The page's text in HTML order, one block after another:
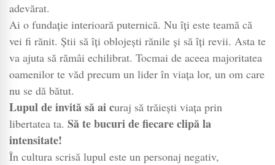
adevărat.
Ai o fundație interioară puternică. Nu îți este teamă că
vei fi rănit. Știi să îți oblojești rănile și să îți revii. Asta te
va ajuta să rămâi echilibrat. Tocmai de aceea majoritatea
oamenilor te văd precum un lider în viața lor, un om care
nu se dă bătut.
Lupul de invită să ai curaj să trăiești viața prin
libertatea ta. Să te bucuri de fiecare clipă la
intensitate!
În cultura scrisă lupul este un personaj negativ,